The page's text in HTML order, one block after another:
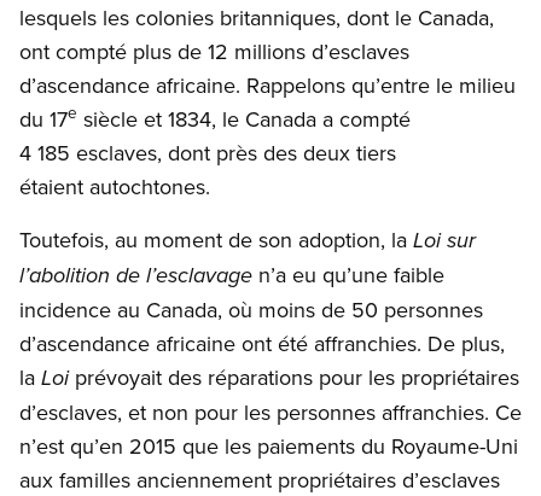
lesquels les colonies britanniques, dont le Canada,
ont compté plus de 12 millions d’esclaves
d’ascendance africaine. Rappelons qu’entre le milieu
du 17e siècle et 1834, le Canada a compté
4 185 esclaves, dont près des deux tiers
étaient autochtones.
Toutefois, au moment de son adoption, la Loi sur
l’abolition de l’esclavage n’a eu qu’une faible
incidence au Canada, où moins de 50 personnes
d’ascendance africaine ont été affranchies. De plus,
la Loi prévoyait des réparations pour les propriétaires
d’esclaves, et non pour les personnes affranchies. Ce
n’est qu’en 2015 que les paiements du Royaume-Uni
aux familles anciennement propriétaires d’esclaves